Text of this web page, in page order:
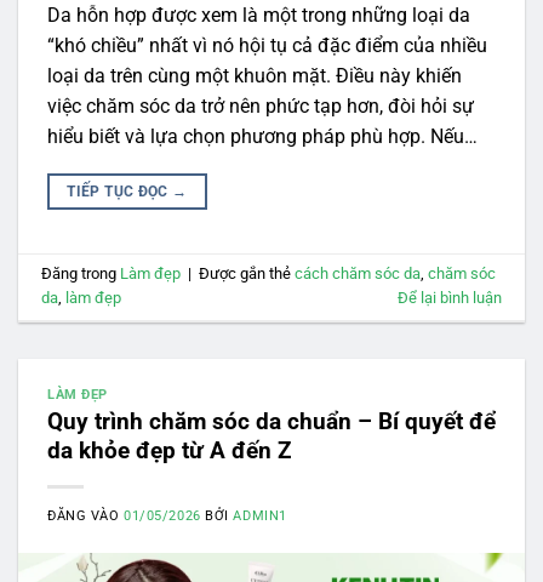
Da hỗn hợp được xem là một trong những loại da
“khó chiều” nhất vì nó hội tụ cả đặc điểm của nhiều
loại da trên cùng một khuôn mặt. Điều này khiến
việc chăm sóc da trở nên phức tạp hơn, đòi hỏi sự
hiểu biết và lựa chọn phương pháp phù hợp. Nếu…
TIẾP TỤC ĐỌC →
Đăng trong Làm đẹp | Được gắn thẻcách chăm sóc da,chăm sóc
da, làm đẹp Để lại bình luận
LÀM ĐẸP
Quy trình chăm sóc da chuẩn – Bí quyết để
da khỏe đẹp từ A đến Z
ĐĂNG VÀO01/05/2026 BỞIADMIN1